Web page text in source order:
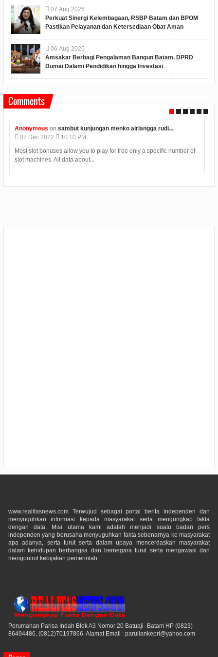
07 Aug 2026
Perkuat Sinergi Kelembagaan, RSBP Batam dan BPOM
Pastikan Pelayanan dan Ketersediaan Obat Aman
06 Aug 2026
Amsakar Berbagi Pengalaman Bangun Batam, DPRD
Dumai Dalami Pendidikan hingga Investasi
Comments
Anonymous on sambut kunjungan menko airlangga rudi...
07 Dec 2022
10:10 PM
Most slot bonuses allow you to play for free only a specific number of
slot machines. All data about...
www.realitasnews.com Terwujud sebagai portal berita independen dan
menyuguhkan informasi kepada masyarakat serta mengungkap fakta
dengan data. Misi utama kami adalah menjadi suatu badan pers
independen yang berusaha menyuguhkan fakta sebenarnya ke masyarakat
apa adanya, serta turut serta dalam upaya mencerdaskan masyarakat
dalam kehidupan berbangsa dan bernegara turut serta mengawasi dan
mengontrol kebijakan pemerintah.
Perumahan Parisa Indah Blok A3 Nomor 20 Batuaji- Batam HP (0823)
86494486, (0812)70197866. Alamat Email : paruliankepri@yahoo.com